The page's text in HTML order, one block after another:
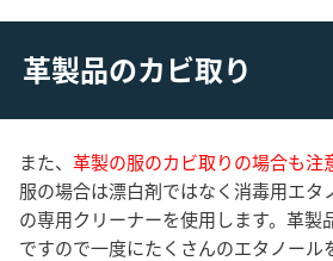
革製品のカビ取り
また、 革製の服のカビ取りの場合も注
服の場合は漂白剤ではなく消毒用エタ
の専用クリーナーを使用します。革製
ですので一度にたくさんのエタノール